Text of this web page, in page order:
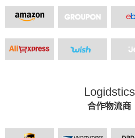
Logidstics
合作物流商